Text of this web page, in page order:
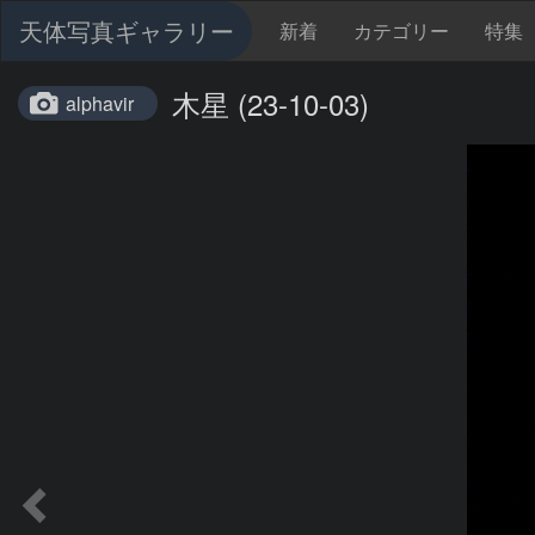
天体写真ギャラリー 新着 カテゴリー 特集
alphavir 木星 (23-10-03)